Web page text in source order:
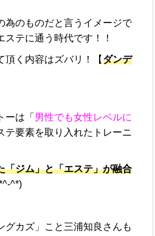
のものだと言うイメージで
ステに通う時代です！！
頂く内容はズバリ！【ダンデ
ーは「 男性でも女性レベルに
テ要素を取り入れたトレーニ
「ジム」と「エステ」が融合
^*)
グカズ」こと三浦知良さんも